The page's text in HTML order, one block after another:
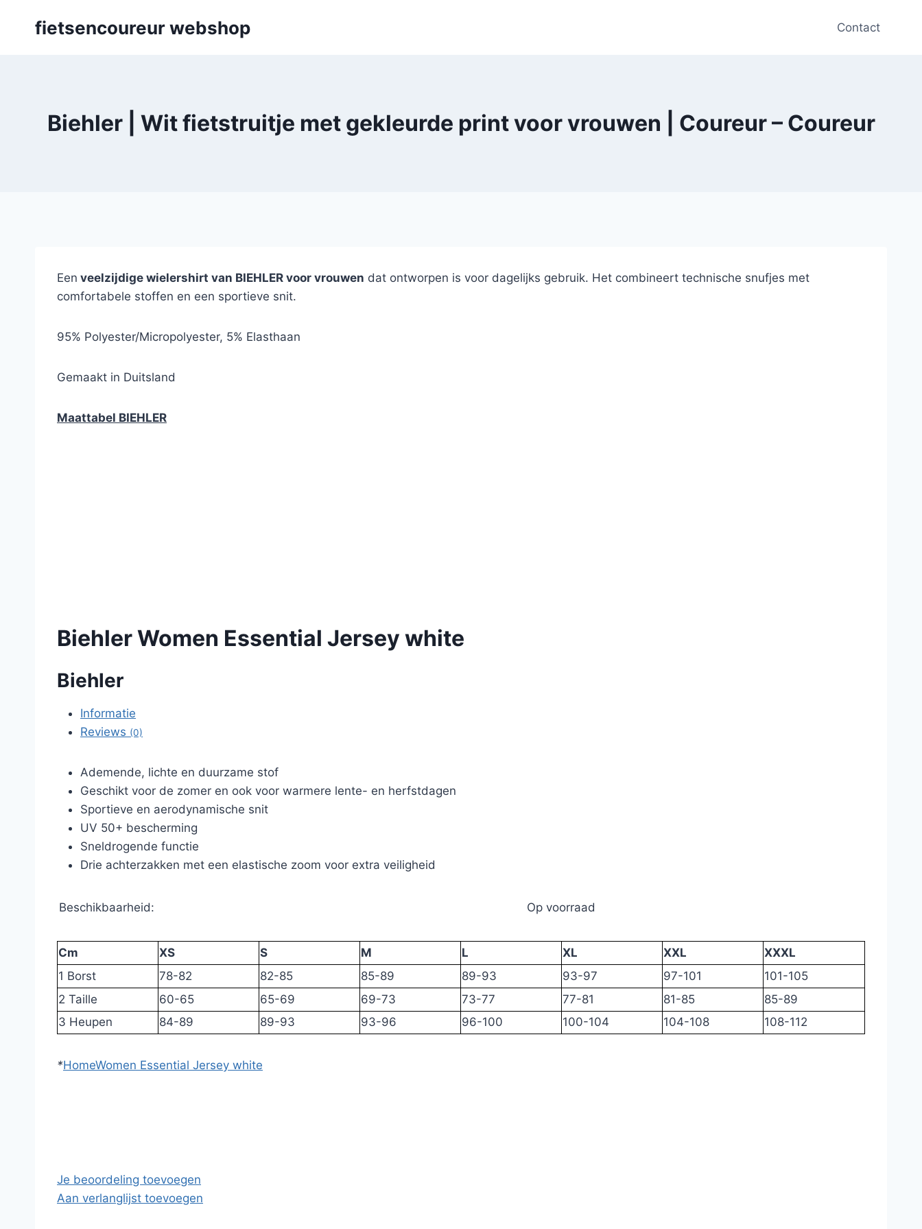
fietsencoureur webshop Contact
Biehler | Wit fietstruitje met gekleurde print voor vrouwen | Coureur – Coureur
Een veelzijdige wielershirt van BIEHLER voor vrouwen dat ontworpen is voor dagelijks gebruik. Het combineert technische snufjes met
comfortabele stoffen en een sportieve snit.
95% Polyester/Micropolyester, 5% Elasthaan
Gemaakt in Duitsland
Maattabel BIEHLER
Biehler Women Essential Jersey white
Biehler
Informatie
Reviews (0)
Ademende, lichte en duurzame stof
Geschikt voor de zomer en ook voor warmere lente- en herfstdagen
Sportieve en aerodynamische snit
UV 50+ bescherming
Sneldrogende functie
Drie achterzakken met een elastische zoom voor extra veiligheid
Beschikbaarheid: Op voorraad
Cm XS S M L XL XXL
XXXL
1 Borst
78-82 82-85 85-89 89-93 93-97 97-101
101-105
2 Taille
60-65 65-69 69-73 73-77 77-81 81-85
85-89
3 Heupen
84-89 89-93 93-96 96-100 100-104 104-108 108-112
*HomeWomen Essential Jersey white
Je beoordeling toevoegen
Aan verlanglijst toevoegen